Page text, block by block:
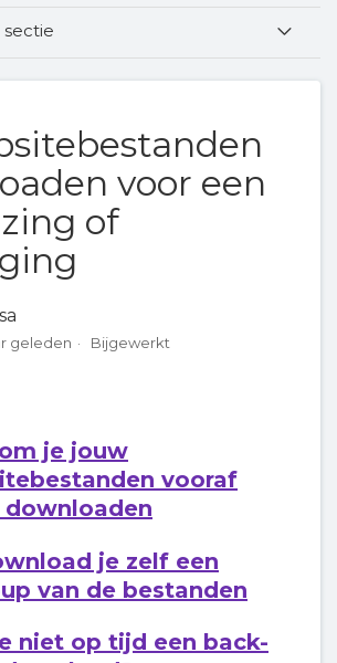
downloaden voor een
je website downloaden
voor een
of
geleden Bijgewerkt
je jouw
vooraf
je zelf een
van de bestanden
niet op tijd een back-